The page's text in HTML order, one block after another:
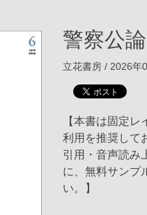
警察公
立花書房 / 2026年
【本書は固定
利用を推奨して
引用・音声読み
に、無料サンプ
い。】